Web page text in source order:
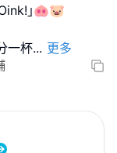
｣🐽🐷
一杯... 更多